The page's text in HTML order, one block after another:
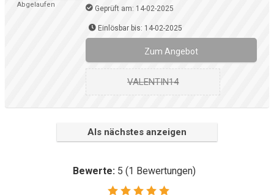
Abgelaufen
Geprüft am: 14-02-2025
Einlösbar bis: 14-02-2025
Zum Angebot
VALENTIN14
Als nächstes anzeigen
Bewerte: 5 (1 Bewertungen)